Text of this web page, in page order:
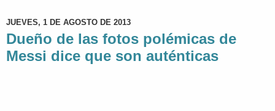
JUEVES, 1 DE AGOSTO DE 2013
Dueño de las fotos polémicas de
Messi dice que son auténticas